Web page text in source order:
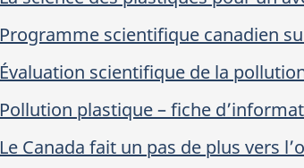
Programme scientifique canadien
Évaluation scientifique de la
Pollution plastique – fiche
Le Canada fait un pas de plus vers